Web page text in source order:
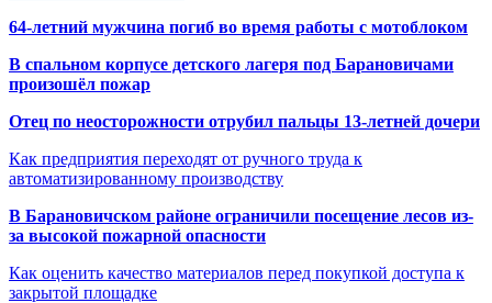
64-летний мужчина погиб во время работы с мотоблоком
В спальном корпусе детского лагеря под Барановичами
произошёл пожар
Отец по неосторожности отрубил пальцы 13-летней дочери
Как предприятия переходят от ручного труда к
автоматизированному производству
В Барановичском районе ограничили посещение лесов из-
за высокой пожарной опасности
Как оценить качество материалов перед покупкой доступа к
закрытой площадке